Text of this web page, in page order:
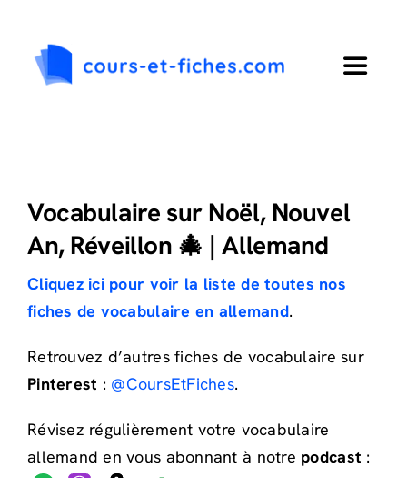
contenu
Toggle
Collège
Lycée
Langues
Vocabulaire sur Noël, Nouvel
An, Réveillon 🎄 | Allemand
Cliquez ici pour voir la liste de toutes nos
fiches de vocabulaire en allemand.
Retrouvez d’autres fiches de vocabulaire sur
Pinterest : @CoursEtFiches.
Révisez régulièrement votre vocabulaire
allemand en vous abonnant à notre podcast :